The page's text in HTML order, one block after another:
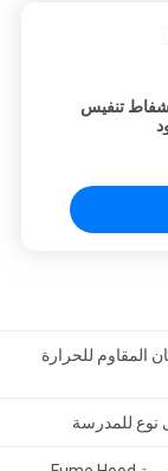
شفاط تنفيس
المقاوم للحرارة